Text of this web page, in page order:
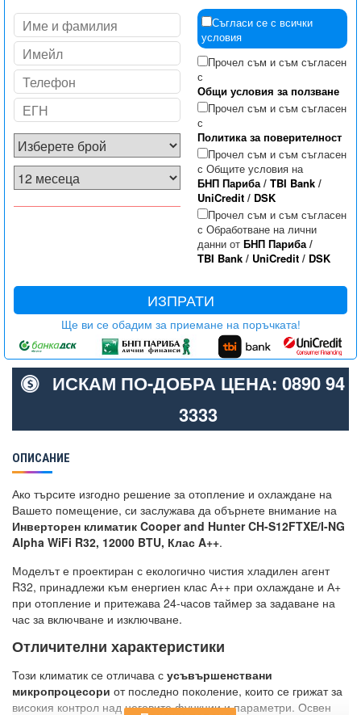
Съгласи се с всички
условия
Прочел съм и съм съгласен
с
Общи условия за ползване
Прочел съм и съм съгласен
с
Политика за поверителност
Прочел съм и съм съгласен
с Общите условия на
БНП Париба/ TBI Bank/
UniCredit/ DSK
Прочел съм и съм съгласен
с Обработване на лични
данни от БНП Париба/
TBI Bank/ UniCredit/ DSK
ИЗПРАТИ
Ще ви се обадим за приемане на поръчката!
ИСКАМ ПО-ДОБРА ЦЕНА: 0890 94
3333
ОПИСАНИЕ
Ако търсите изгодно решение за отопление и охлаждане на
Вашето помещение, си заслужава да обърнете внимание на
Инверторен климатик Cooper and Hunter CH-S12FTXE/I-NG
Alpha WiFi R32, 12000 BTU, Клас A++.
Моделът е проектиран с екологично чистия хладилен агент
R32, принадлежи към енергиен клас А++ при охлаждане и А+
при отопление и притежава 24-часов таймер за задаване на
час за включване и изключване.
Отличителни характеристики
Този климатик се отличава с усъвършенствани
микропроцесори от последно поколение, които се грижат за
високия контрол над неговите функции и параметри. Освен